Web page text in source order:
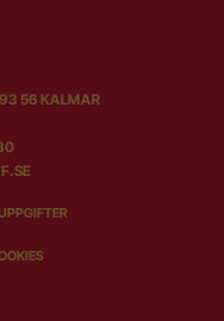
56 KALMAR